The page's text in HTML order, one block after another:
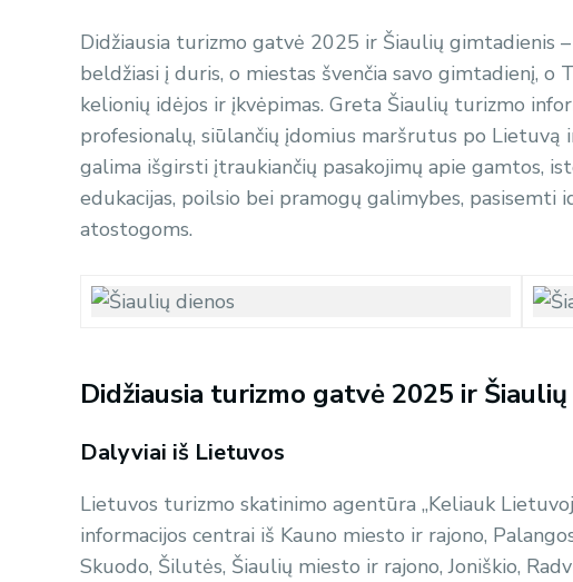
Didžiausia turizmo gatvė 2025 ir Šiaulių gimtadienis
beldžiasi į duris, o miestas švenčia savo gimtadienį,
kelionių idėjos ir įkvėpimas. Greta Šiaulių turizmo
profesionalų, siūlančių įdomius maršrutus po
galima išgirsti įtraukiančių pasakojimų apie gamtos,
edukacijas, poilsio bei pramogų galimybes, pasisemti
atostogoms.
Didžiausia turizmo gatvė 2025 ir
Dalyviai iš Lietuvos
Lietuvos turizmo skatinimo agentūra „Keliauk
informacijos centrai iš Kauno miesto ir rajono,
Skuodo, Šilutės, Šiaulių miesto ir rajono, Joniškio,